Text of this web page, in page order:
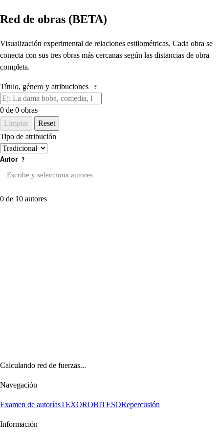
Red de obras (BETA)
Visualización experimental de relaciones estilométricas. Cada obra se
conecta con sus tres obras más cercanas según las distancias de obra
completa.
Título, género y atribuciones ?
0 de 0 obras
Limpiar
Reset
Tipo de atribución
Autor ?
0 de 10 autores
Calculando red de fuerzas...
Navegación
Examen de autoríasTEXOROBITESORepercusión
Información